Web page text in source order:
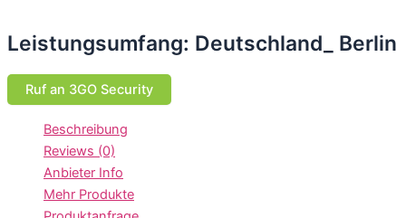
Leistungsumfang: Deutschland_ Berlin
Ruf an 3GO Security
Beschreibung
Reviews (0)
Anbieter Info
Mehr Produkte